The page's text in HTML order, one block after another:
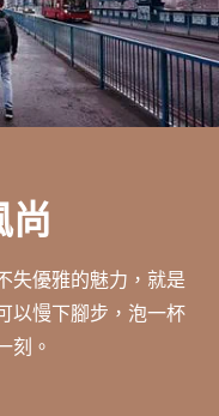
尚
失優雅的魅力，就是
以慢下腳步，泡一杯
刻。